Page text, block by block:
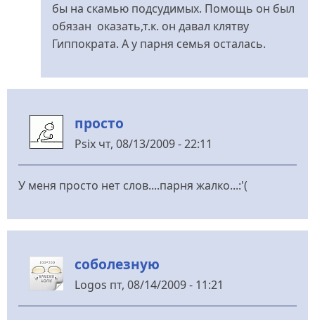
подавайте
как
быстрее...
від
jan2000
бы на скамью подсудимых. Помощь он был
обязан оказать,т.к. он давал клятву
Гиппократа. А у парня семья осталась.
просто
Psix чт, 08/13/2009 - 22:11
У меня просто нет слов....парня жалко...:'(
соболезную
Logos пт, 08/14/2009 - 11:21